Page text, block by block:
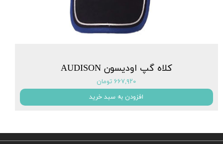
کلاه گپ اودیسون AUDISON
۶۶۷,۹۲۰ تومان
افزودن به سبد خرید